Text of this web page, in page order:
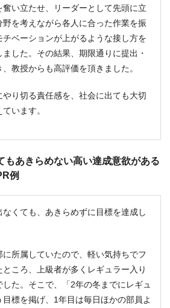
い立たせ、リーダーとして先頭に立
を考えながら各人に合った作業を振
チベーションが上がるような接し方を
した。その結果、期限通りに提出・
教授からも高評価を頂きました。
り切る責任感を、社会に出ても大切
います。
もあきらめない高い達成意欲がある
例
くても、あきらめずに目標を達成し
所属していたので、軽い気持ちでフ
ころ、上級者が多くレギュラー入り
た。そこで、「2年の冬までにレギュ
標を掲げ、1年目は毎日ほかの部員よ